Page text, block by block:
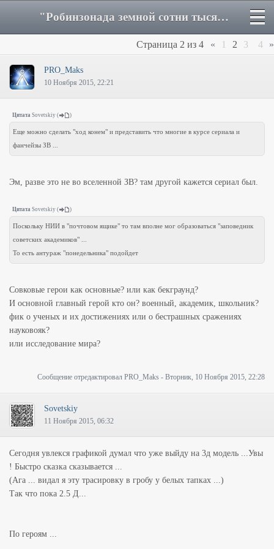
"Робинзонада земной сотни тысяч"  ненаписанная история - Страница 2 - Форум
Страница 2 из 4 « 1 2 3 4 »
PRO_Maks
10 Ноября 2015, 22:21
Цитата Sovetskiy ( )
Еще можно сделать "ход конем" и представить что многие в курсе сериала и
фанчейзы ЗВ ...
Эм, разве это не во вселенной ЗВ? там другой кажется сериал был.
Цитата Sovetskiy ( )
Поскольку НИИ в "почтовом ящике" то там вполне мог образоваться "заповедник
советских академиков" ...
То есть антураж "понедельника" подойдет
Совковые герои как основные? или как бекграунд?
И основной главный герой кто он? военный, академик, школьник?
фик о ученых и их достижениях или о бестрашных сражениях
науковояк?
или исследование мира?
Сообщение отредактировал PRO_Maks - Вторник, 10 Ноября 2015, 22:28
Sovetskiy
11 Ноября 2015, 06:32
Сегодня увлекся графикой думал что уже выйду на 3д модель ...Увы
! Быстро сказка сказывается ...
(Ага ... видал я эту трасировку в гробу у белых тапках ...)
Так что пока 2.5 Д...
По героям ...